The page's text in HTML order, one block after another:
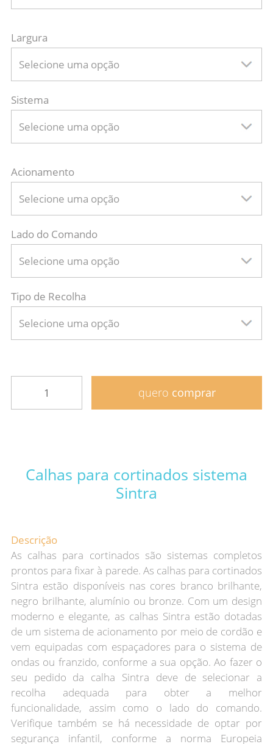
Largura
Selecione uma opção
Sistema
Selecione uma opção
Acionamento
Selecione uma opção
Lado do Comando
Selecione uma opção
Tipo de Recolha
Selecione uma opção
quero comprar
Calhas para cortinados sistema
Sintra
Descrição
As calhas para cortinados são sistemas completos
prontos para fixar à parede. As calhas para cortinados
Sintra estão disponíveis nas cores branco brilhante,
negro brilhante, alumínio ou bronze. Com um design
moderno e elegante, as calhas Sintra estão dotadas
de um sistema de acionamento por meio de cordão e
vem equipadas com espaçadores para o sistema de
ondas ou franzido, conforme a sua opção. Ao fazer o
seu pedido da calha Sintra deve de selecionar a
recolha adequada para obter a melhor
funcionalidade, assim como o lado do comando.
Verifique também se há necessidade de optar por
segurança infantil, conforme a norma Europeia